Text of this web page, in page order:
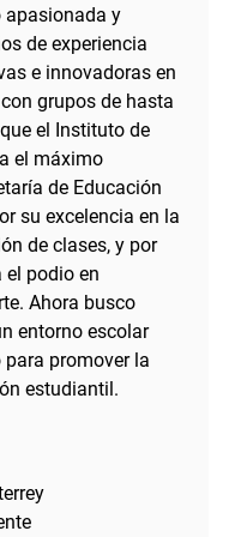
apasionada y
de experiencia
e innovadoras en
grupos de hasta
el Instituto de
el máximo
de Educación
su excelencia en la
de clases, y por
podio en
Ahora busco
entorno escolar
promover la
estudiantil.